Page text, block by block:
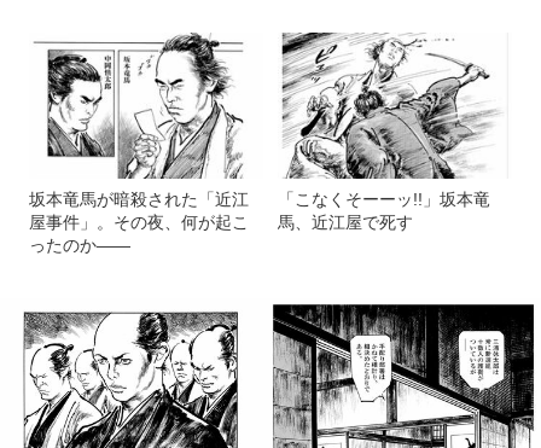
坂本竜馬が暗殺された「近江
屋事件」。その夜、何が起こ
ったのか――
「こなくそーーッ!!」坂本竜
馬、近江屋で死す